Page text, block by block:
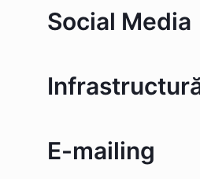
Social Media
E-mailing